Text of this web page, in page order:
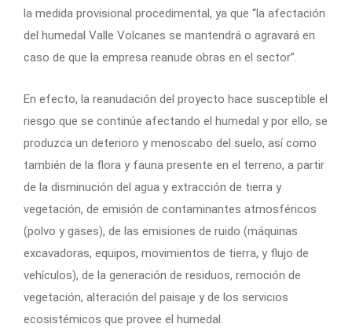
la medida provisional procedimental, ya que “la afectación
del humedal Valle Volcanes se mantendrá o agravará en
caso de que la empresa reanude obras en el sector”.
En efecto, la reanudación del proyecto hace susceptible el
riesgo que se continúe afectando el humedal y por ello, se
produzca un deterioro y menoscabo del suelo, así como
también de la flora y fauna presente en el terreno, a partir
de la disminución del agua y extracción de tierra y
vegetación, de emisión de contaminantes atmosféricos
(polvo y gases), de las emisiones de ruido (máquinas
excavadoras, equipos, movimientos de tierra, y flujo de
vehículos), de la generación de residuos, remoción de
vegetación, alteración del paisaje y de los servicios
ecosistémicos que provee el humedal.